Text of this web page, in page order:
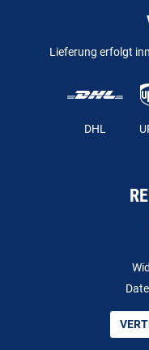
Lieferung erfolgt
DHL